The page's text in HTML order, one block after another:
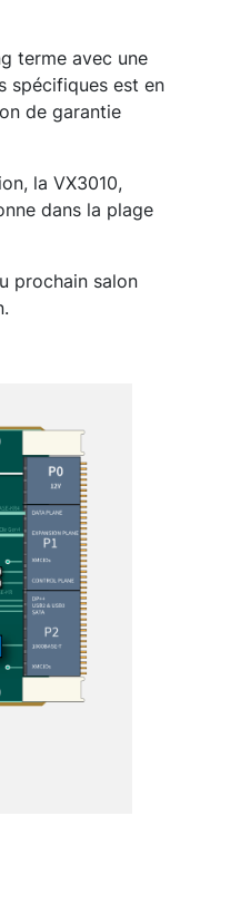
terme avec une
spécifiques est en
de garantie
la VX3010,
dans la plage
prochain salon